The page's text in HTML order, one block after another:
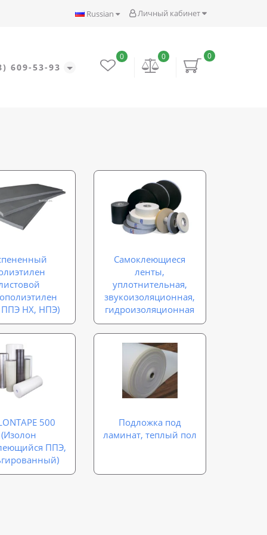
Личный кабинет
Russian
609-53-93
0
0
0
НХ, НПЭ)
Самоклеющиеся
ленты,
уплотнительная,
звукоизоляционная,
гидроизоляционная
500
(Изолон
ППЭ,
Подложка под
ламинат, теплый пол